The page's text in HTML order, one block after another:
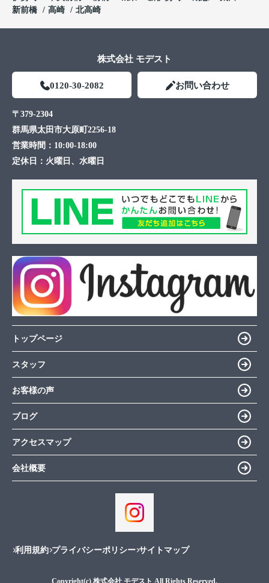
新前橋
高崎 北高崎
株式会社 モデスト
0120-30-2082 お問い合わせ
〒379-2304
群馬県太田市大原町2256-18
営業時間： 10:00-18:00
定休日： 火曜日、水曜日
トップページ
スタッフ
お客様の声
ブログ
アクセスマップ
会社概要
利用規約 プライバシーポリシー サイトマップ